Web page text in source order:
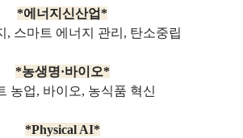
*에너지신산업*
, 스마트 에너지 관리, 탄소중립
*농생명·바이오*
농업, 바이오, 농식품 혁신
*Physical AI*